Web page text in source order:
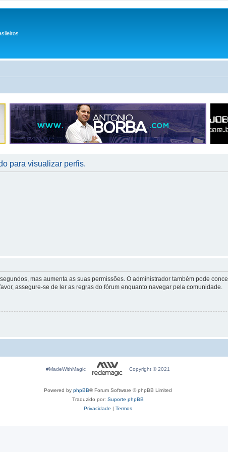
para visualizar perfis.
mas aumenta as suas permissões. O administrador também pode
assegure-se de ler as regras do fórum enquanto navegar pela comunidade.
#MadeWithMagic Copyright © 2021
Powered by phpBB® Forum Software © phpBB Limited
Traduzido por: Suporte phpBB
Privacidade | Termos